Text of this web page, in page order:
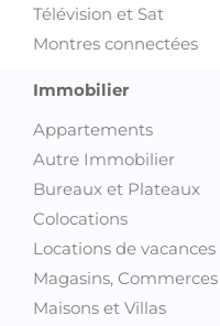
Télévision et Sat
Montres connectées
Immobilier
Appartements
Autre Immobilier
Bureaux et Plateaux
Colocations
Locations de vacances
Magasins,
Maisons et Villas